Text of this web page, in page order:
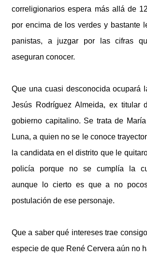
correligionarios espera más allá de
por encima de los verdes y bastante
panistas, a juzgar por las cifras
aseguran conocer.
Que una cuasi desconocida ocupará
Jesús Rodríguez Almeida, ex titular
gobierno capitalino. Se trata de
Luna, a quien no se le conoce
la candidata en el distrito que le
policía porque no se cumplía la
aunque lo cierto es que a no
postulación de ese personaje.
Que a saber qué intereses trae
especie de que René Cervera aún no